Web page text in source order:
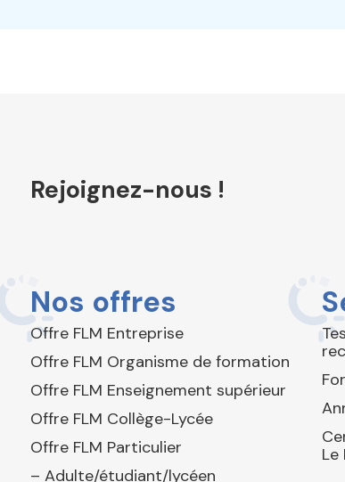
Rejoignez-nous !
Nos offres
Offre FLM Entreprise
Offre FLM Organisme de formation
Offre FLM Enseignement supérieur
Offre FLM Collège-Lycée
Offre FLM Particulier
– Adulte/étudiant/lycéen
Le